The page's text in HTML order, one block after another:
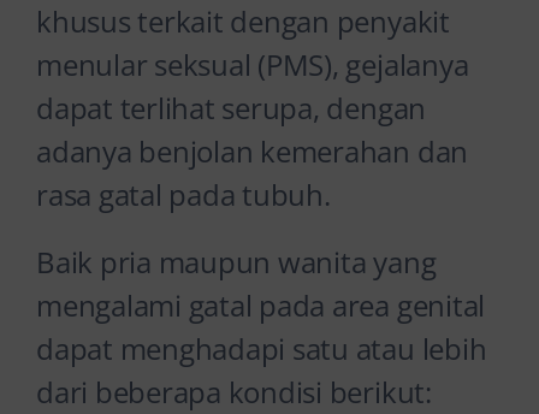
khusus terkait dengan penyakit
menular seksual (PMS), gejalanya
dapat terlihat serupa, dengan
adanya benjolan kemerahan dan
rasa gatal pada tubuh.
Baik pria maupun wanita yang
mengalami gatal pada area genital
dapat menghadapi satu atau lebih
dari beberapa kondisi berikut: